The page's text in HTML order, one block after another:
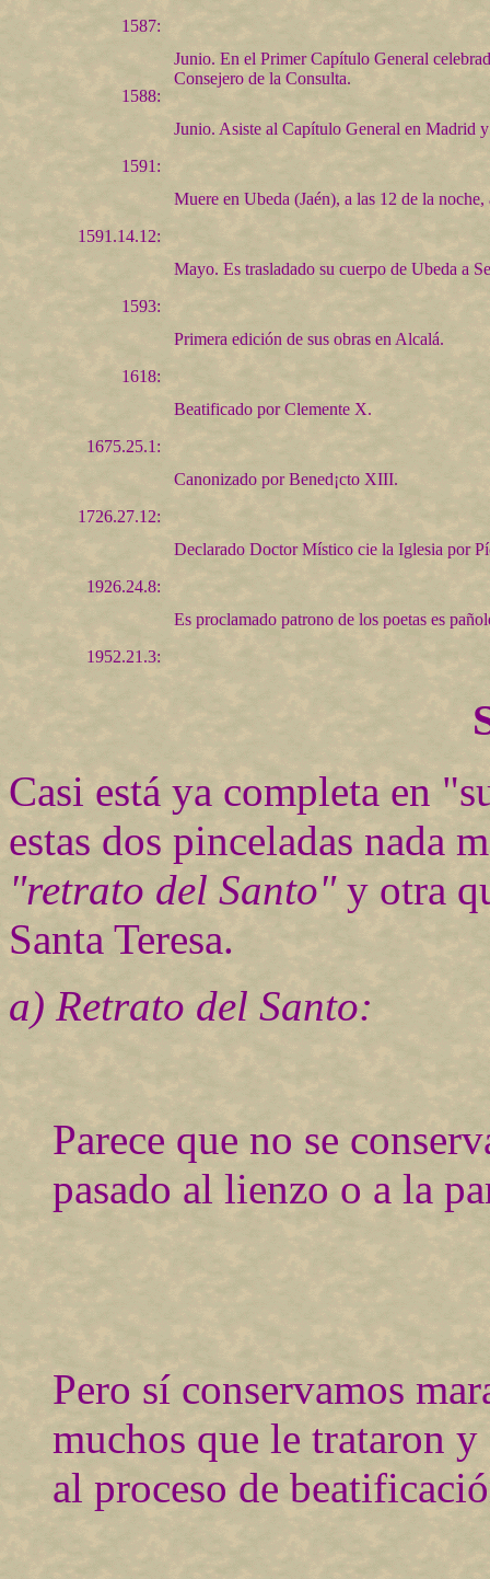
1587:
1588:
Junio. En el Primer Capítulo General
Consejero de la Consulta.
1591:
Junio. Asiste al Capítulo General en Madrid y
1591.14.12:
Muere en Ubeda (Jaén), a las 12 de la noche,
1593:
Mayo. Es trasladado su cuerpo de Ubeda a
1618:
Primera edición de sus obras en Alcalá.
1675.25.1:
Beatificado por Clemente X.
1726.27.12:
Canonizado por Bened¡cto XIII.
1926.24.8:
Declarado Doctor Místico cie la Iglesia por
1952.21.3:
Es proclamado patrono de los poetas es
Casi está ya completa en
estas dos pinceladas nada
"retrato del Santo"y otra
Santa Teresa.
a) Retrato del Santo:
Parece que no se
pasado al lienzo o a la
Pero sí conservamos
muchos que le trataron y
al proceso de